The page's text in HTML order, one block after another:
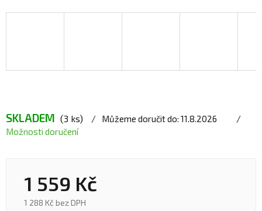
SKLADEM (3 ks) Můžeme doručit do: 11.8.2026
Možnosti doručení
1 559 Kč
1 288 Kč bez DPH